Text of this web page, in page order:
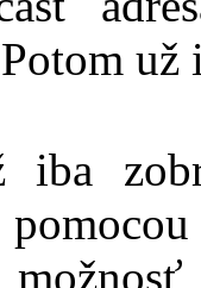
iba